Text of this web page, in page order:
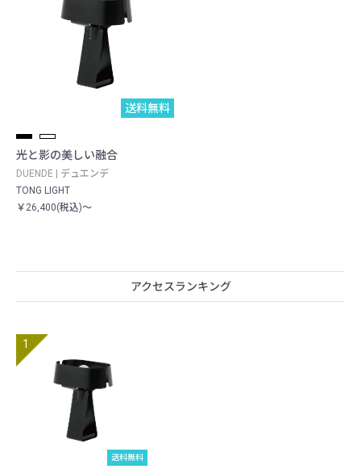
送料無料
光と影の美しい融合
DUENDE | デュエンデ
TONG LIGHT
￥26,400(税込)～
アクセスランキング
送料無料